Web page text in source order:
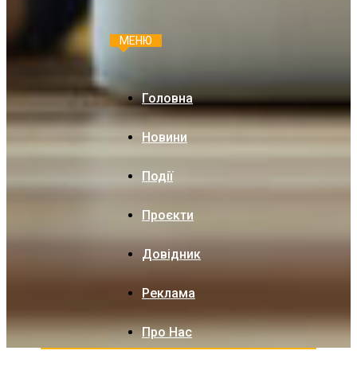
МЕНЮ
Головна
Новини
Події
Проєкти
Довідник
Реклама
Про Нас